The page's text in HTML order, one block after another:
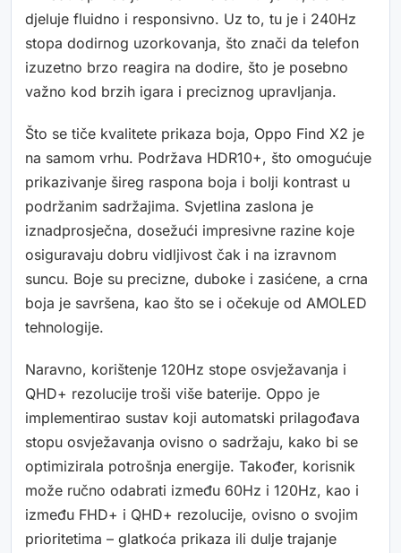
djeluje fluidno i responsivno. Uz to, tu je i 240Hz
stopa dodirnog uzorkovanja, što znači da telefon
izuzetno brzo reagira na dodire, što je posebno
važno kod brzih igara i preciznog upravljanja.
Što se tiče kvalitete prikaza boja, Oppo Find X2 je
na samom vrhu. Podržava HDR10+, što omogućuje
prikazivanje šireg raspona boja i bolji kontrast u
podržanim sadržajima. Svjetlina zaslona je
iznadprosječna, dosežući impresivne razine koje
osiguravaju dobru vidljivost čak i na izravnom
suncu. Boje su precizne, duboke i zasićene, a crna
boja je savršena, kao što se i očekuje od AMOLED
tehnologije.
Naravno, korištenje 120Hz stope osvježavanja i
QHD+ rezolucije troši više baterije. Oppo je
implementirao sustav koji automatski prilagođava
stopu osvježavanja ovisno o sadržaju, kako bi se
optimizirala potrošnja energije. Također, korisnik
može ručno odabrati između 60Hz i 120Hz, kao i
između FHD+ i QHD+ rezolucije, ovisno o svojim
prioritetima – glatkoća prikaza ili dulje trajanje